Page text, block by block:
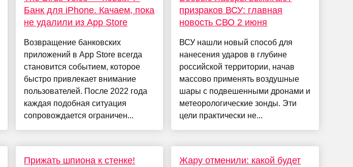
Банк для iPhone. Качаем, пока
не удалили из App Store
Возвращение банковских
приложений в App Store всегда
становится событием, которое
быстро привлекает внимание
пользователей. После 2022 года
каждая подобная ситуация
сопровождается ограничен...
Прижать шпиона к стенке!
призраков ВСУ: главная
новость СВО 2 июня
ВСУ нашли новый способ для
нанесения ударов в глубине
российской территории, начав
массово применять воздушные
шары с подвешенными дронами и
метеорологические зонды. Эти
цели практически не...
Жару отменили: какой будет